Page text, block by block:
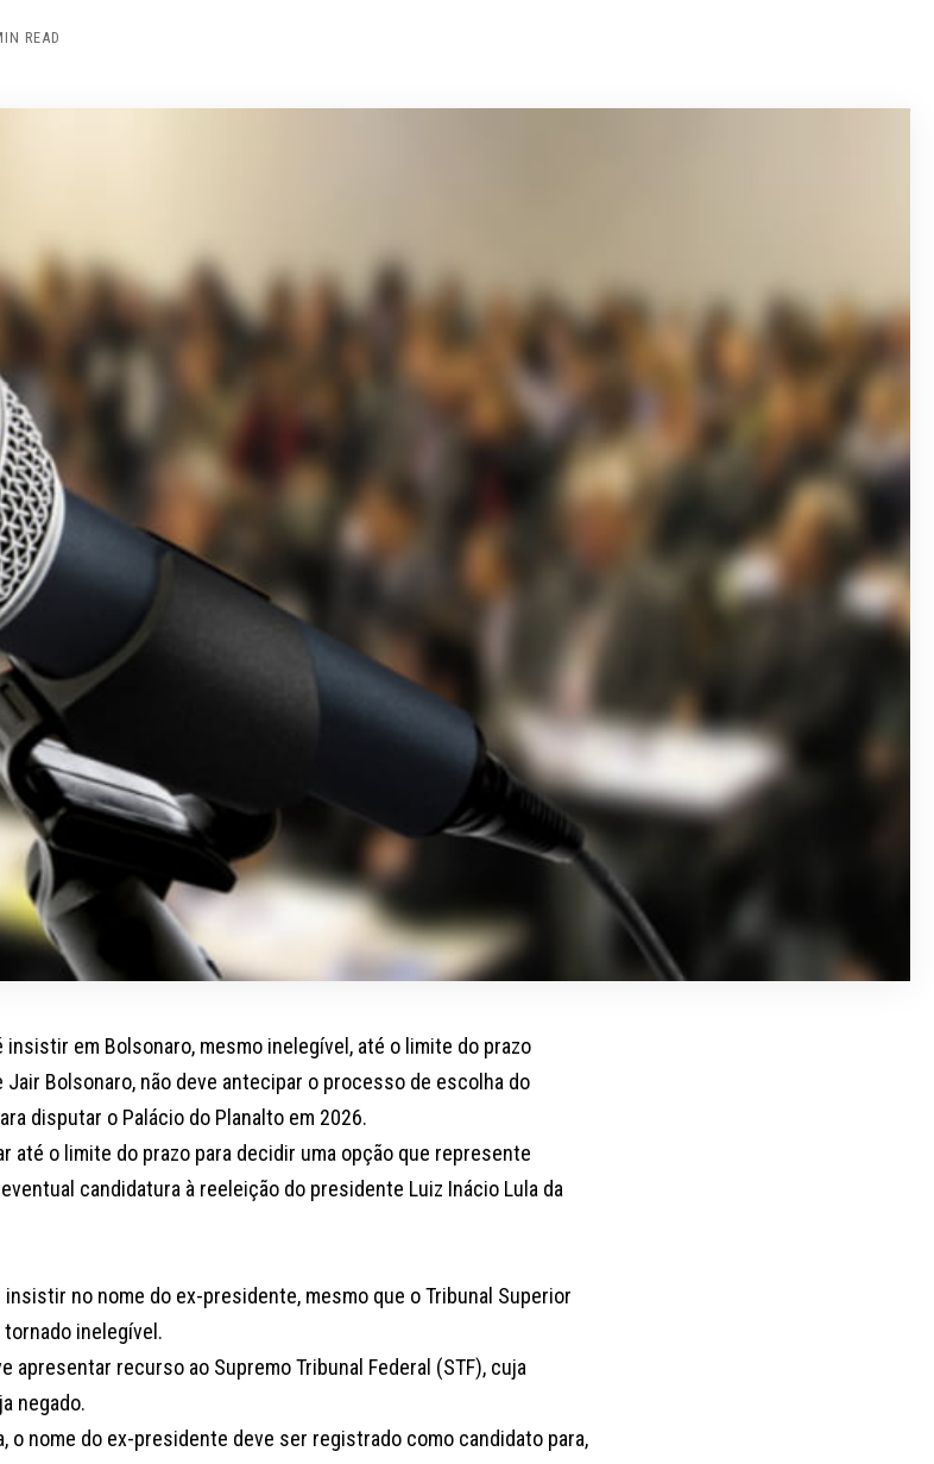
READ
insistir em Bolsonaro, mesmo inelegível, até o limite do prazo
Jair Bolsonaro, não deve antecipar o processo de escolha do
disputar o Palácio do Planalto em 2026.
até o limite do prazo para decidir uma opção que represente
candidatura à reeleição do presidente Luiz Inácio Lula da
insistir no nome do ex-presidente, mesmo que o Tribunal Superior
inelegível.
apresentar recurso ao Supremo Tribunal Federal (STF), cuja
negado.
o nome do ex-presidente deve ser registrado como candidato para,